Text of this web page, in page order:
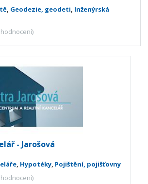
, Geodezie, geodeti, Inženýrská
hodnocení)
- Jarošová
, Hypotéky, Pojištění, pojišťovny
hodnocení)